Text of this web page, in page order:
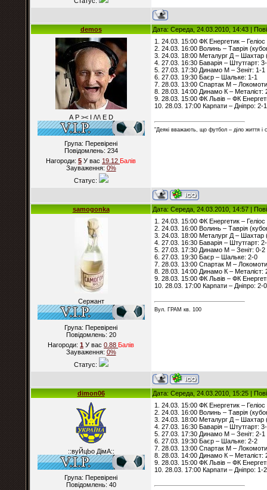
demos Дата: Середа, 24.03.2010, 14:43 |
А Р >< I /\/\ E D
Група: Перевірені
Повідомлень: 234
Нагороди: 5 У вас 19.12 Балiв
Зауваження: 0%
Статус:
1. 24.03. 15:00 ФК Енергетик – Геліос
2. 24.03. 16:00 Волинь – Таврія
3. 24.03. 18:00 Металург Д – Шахтар
4. 27.03. 16:30 Баварія – Штутгарт:
5. 27.03. 17:30 Динамо М – Зеніт: 1-1
6. 27.03. 19:30 Баєр – Шальке: 1-1
7. 28.03. 13:00 Спартак М –
8. 28.03. 14:00 Динамо К – Металіст:
9. 28.03. 15:00 ФК Львів – ФК
10. 28.03. 17:00 Карпати – Дніпро: 2-1
"Деякі вважають, що футбол – діло життя
samogonka Дата: Середа, 24.03.2010, 14:57 |
Сержант
Група: Перевірені
Повідомлень: 20
Нагороди: 1 У вас 0.88 Балiв
Зауваження: 0%
Статус:
1. 24.03. 15:00 ФК Енергетик – Геліос
2. 24.03. 16:00 Волинь – Таврія
3. 24.03. 18:00 Металург Д – Шахтар
4. 27.03. 16:30 Баварія – Штутгарт:
5. 27.03. 17:30 Динамо М – Зеніт: 0-2
6. 27.03. 19:30 Баєр – Шальке: 2-0
7. 28.03. 13:00 Спартак М –
8. 28.03. 14:00 Динамо К – Металіст:
9. 28.03. 15:00 ФК Львів – ФК
10. 28.03. 17:00 Карпати – Дніпро: 2-0
Вул. ГРАМ кв. 100
dimon06 Дата: Середа, 24.03.2010, 15:25 |
::вуЙцЬо ДімА::
Група: Перевірені
Повідомлень: 40
1. 24.03. 15:00 ФК Енергетик – Геліос
2. 24.03. 16:00 Волинь – Таврія
3. 24.03. 18:00 Металург Д – Шахтар
4. 27.03. 16:30 Баварія – Штутгарт:
5. 27.03. 17:30 Динамо М – Зеніт: 2-1
6. 27.03. 19:30 Баєр – Шальке: 2-2
7. 28.03. 13:00 Спартак М –
8. 28.03. 14:00 Динамо К – Металіст:
9. 28.03. 15:00 ФК Львів – ФК
10. 28.03. 17:00 Карпати – Дніпро: 1-2